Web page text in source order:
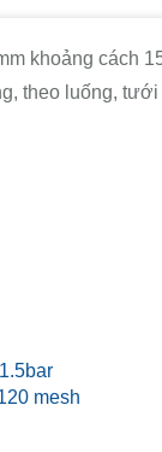
khoảng cách
theo luống,
mesh